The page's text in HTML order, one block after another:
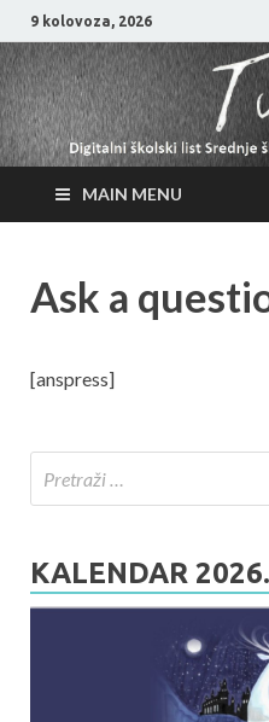
9 kolovoza, 2026
MAIN MENU
Ask a
[anspress]
KALENDAR